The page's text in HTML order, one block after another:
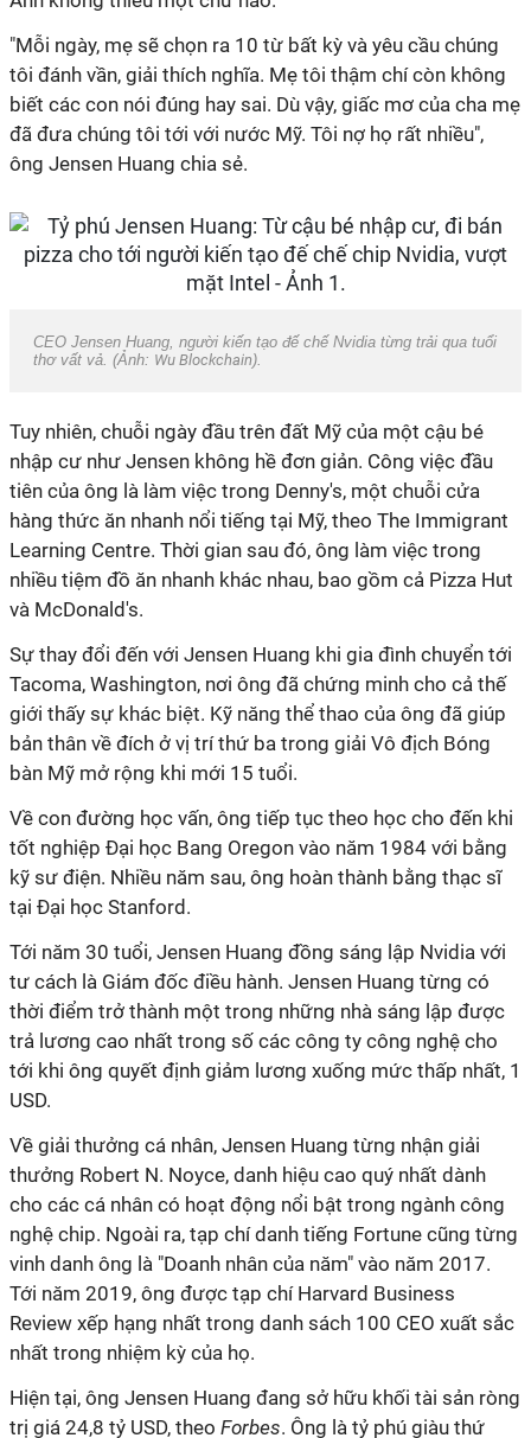
"Mỗi ngày, mẹ sẽ chọn ra 10 từ bất kỳ và yêu cầu chúng
tôi đánh vần, giải thích nghĩa. Mẹ tôi thậm chí còn không
biết các con nói đúng hay sai. Dù vậy, giấc mơ của cha mẹ
đã đưa chúng tôi tới với nước Mỹ. Tôi nợ họ rất nhiều",
ông Jensen Huang chia sẻ.
CEO Jensen Huang, người kiến tạo đế chế Nvidia từng trải qua tuổi
thơ vất vả. (Ảnh: Wu Blockchain).
Tuy nhiên, chuỗi ngày đầu trên đất Mỹ của một cậu bé
nhập cư như Jensen không hề đơn giản. Công việc đầu
tiên của ông là làm việc trong Denny's, một chuỗi cửa
hàng thức ăn nhanh nổi tiếng tại Mỹ, theo The Immigrant
Learning Centre. Thời gian sau đó, ông làm việc trong
nhiều tiệm đồ ăn nhanh khác nhau, bao gồm cả Pizza Hut
và McDonald's.
Sự thay đổi đến với Jensen Huang khi gia đình chuyển tới
Tacoma, Washington, nơi ông đã chứng minh cho cả thế
giới thấy sự khác biệt. Kỹ năng thể thao của ông đã giúp
bản thân về đích ở vị trí thứ ba trong giải Vô địch Bóng
bàn Mỹ mở rộng khi mới 15 tuổi.
Về con đường học vấn, ông tiếp tục theo học cho đến khi
tốt nghiệp Đại học Bang Oregon vào năm 1984 với bằng
kỹ sư điện. Nhiều năm sau, ông hoàn thành bằng thạc sĩ
tại Đại học Stanford.
Tới năm 30 tuổi, Jensen Huang đồng sáng lập Nvidia với
tư cách là Giám đốc điều hành. Jensen Huang từng có
thời điểm trở thành một trong những nhà sáng lập được
trả lương cao nhất trong số các công ty công nghệ cho
tới khi ông quyết định giảm lương xuống mức thấp nhất, 1
USD.
Về giải thưởng cá nhân, Jensen Huang từng nhận giải
thưởng Robert N. Noyce, danh hiệu cao quý nhất dành
cho các cá nhân có hoạt động nổi bật trong ngành công
nghệ chip. Ngoài ra, tạp chí danh tiếng Fortune cũng từng
vinh danh ông là "Doanh nhân của năm" vào năm 2017.
Tới năm 2019, ông được tạp chí Harvard Business
Review xếp hạng nhất trong danh sách 100 CEO xuất sắc
nhất trong nhiệm kỳ của họ.
Hiện tại, ông Jensen Huang đang sở hữu khối tài sản ròng
trị giá 24,8 tỷ USD, theo Forbes. Ông là tỷ phú giàu thứ